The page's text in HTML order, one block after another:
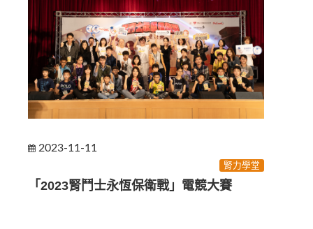
2023-11-11
腎力學堂
「2023腎鬥士永恆保衛戰」電競大賽